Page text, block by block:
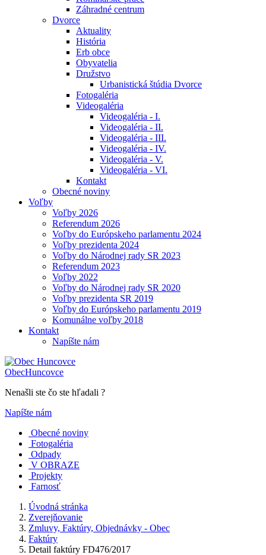
Záhradné centrum
Dvorce
Aktuality
História
Erb obce
Obyvatelia
Družstvo
Urbanistická štúdia Dvorce
Fotogaléria
Videogaléria
Videogaléria - I.
Videogaléria - II.
Videogaléria - III.
Videogaléria - IV.
Videogaléria - V.
Videogaléria - VI.
Kontakt
Obecné noviny
Voľby
Voľby 2026
Referendum 2026
Voľby do Európskeho parlamentu 2024
Voľby prezidenta 2024
Voľby do Národnej rady SR 2023
Referendum 2023
Voľby 2022
Voľby do Národnej rady SR 2020
Voľby prezidenta SR 2019
Voľby do Európskeho parlamentu 2019
Komunálne voľby 2018
Kontakt
Napíšte nám
ObecHuncovce
Nenašli ste čo ste hľadali ?
Napíšte nám
Obecné noviny
Fotogaléria
Odpady
V OBRAZE
Projekty
Farnosť
Úvodná stránka
Zverejňovanie
Zmluvy, Faktúry, Objednávky - Obec
Faktúry
Detail faktúry FD476/2017